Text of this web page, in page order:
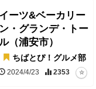
ーツ&ベーカリー
・グランデ・トー
（浦安市）
ちばとぴ！グルメ部
2024/4/23 2353